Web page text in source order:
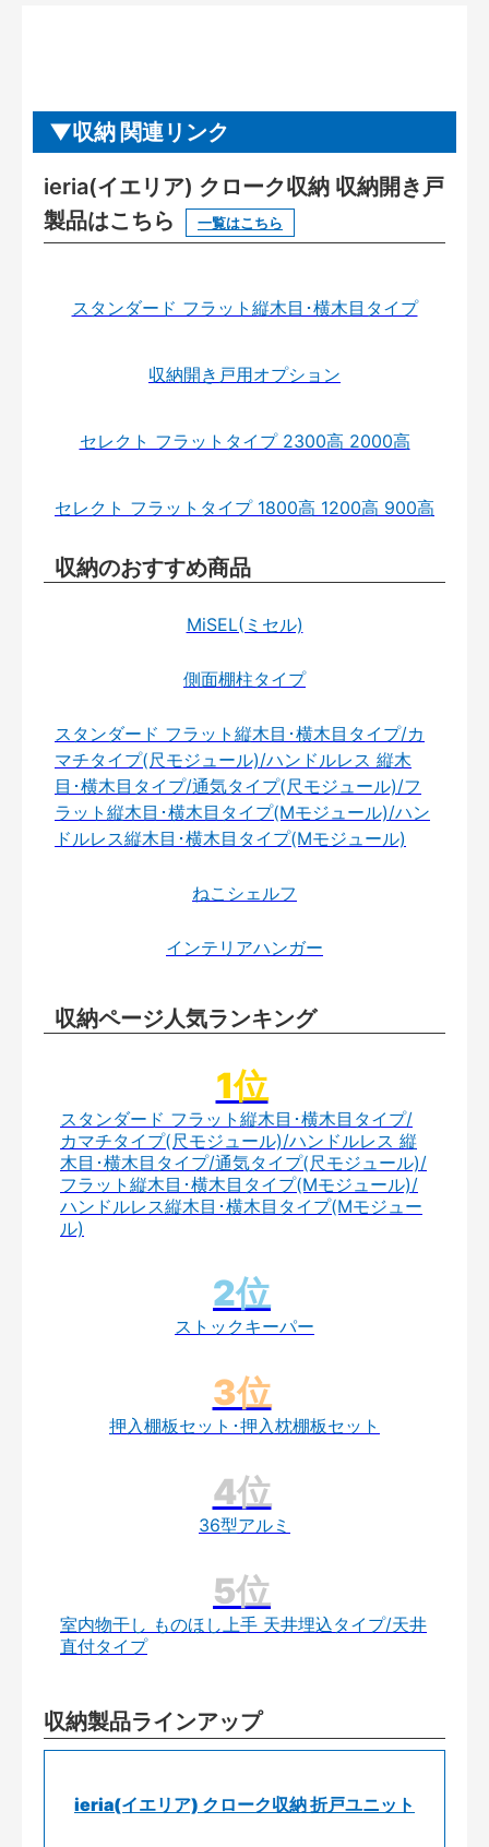
収納 関連リンク
ieria(イエリア) クローク収納 収納開き戸
製品はこちら
一覧はこちら
スタンダード フラット縦木目･横木目タイプ
収納開き戸用オプション
セレクト フラットタイプ 2300高 2000高
セレクト フラットタイプ 1800高 1200高 900高
収納のおすすめ商品
MiSEL(ミセル)
側面棚柱タイプ
スタンダード フラット縦木目･横木目タイプ/カ
マチタイプ(尺モジュール)/ハンドルレス 縦木
目･横木目タイプ/通気タイプ(尺モジュール)/フ
ラット縦木目･横木目タイプ(Mモジュール)/ハン
ドルレス縦木目･横木目タイプ(Mモジュール)
ねこシェルフ
インテリアハンガー
収納ページ人気ランキング
スタンダード フラット縦木目･横木目タイプ/
カマチタイプ(尺モジュール)/ハンドルレス 縦
木目･横木目タイプ/通気タイプ(尺モジュール)/
フラット縦木目･横木目タイプ(Mモジュール)/
ハンドルレス縦木目･横木目タイプ(Mモジュー
ル)
ストックキーパー
押入棚板セット･押入枕棚板セット
36型アルミ
室内物干し ものほし上手 天井埋込タイプ/天井
直付タイプ
収納製品ラインアップ
ieria(イエリア) クローク収納 折戸ユニット